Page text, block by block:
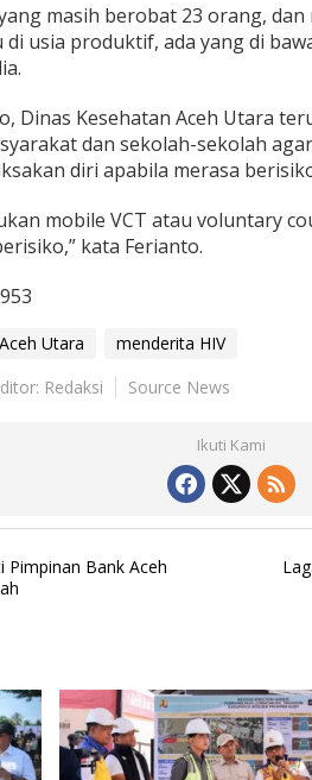
masih berobat 23 orang,
usia produktif, ada yang di
Dinas Kesehatan Aceh Utara
dan sekolah-sekolah
diri apabila merasa
mobile VCT atau voluntary
kata Ferianto.
Utara
menderita HIV
Redaksi Source News
Ikuti Kami
Pimpinan Bank Aceh